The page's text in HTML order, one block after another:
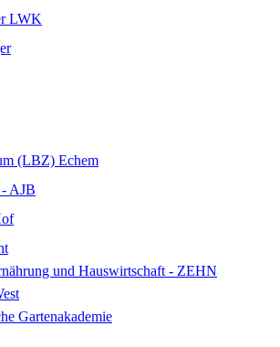
LWK
(LBZ) Echem
AJB
und Hauswirtschaft - ZEHN
Gartenakademie